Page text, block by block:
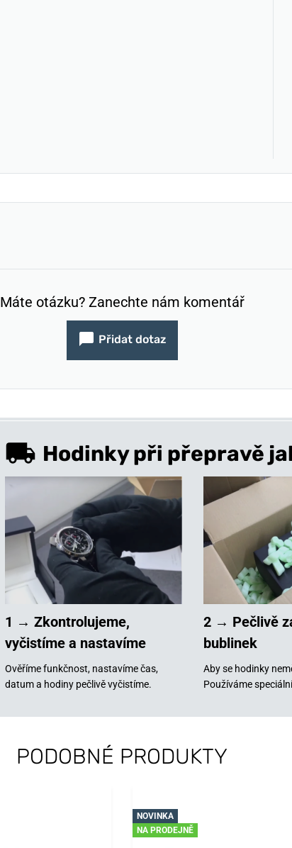
Máte otázku? Zanechte nám komentář
Přidat dotaz
Hodinky při přepravě
1 → Zkontrolujeme,
vyčistíme a nastavíme
Ověříme funkčnost, nastavíme čas,
datum a hodiny pečlivě vyčistíme.
2 → Pečlivě
bublinek
Aby se hodinky
Používáme
PODOBNÉ PRODUKTY
NOVINKA
NA PRODEJNĚ